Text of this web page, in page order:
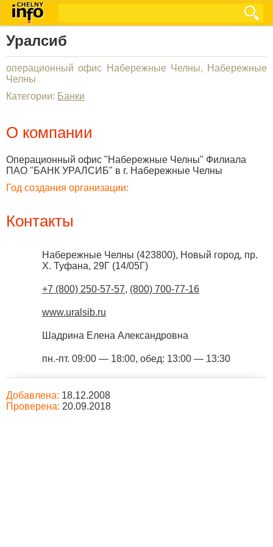
Уралсиб
операционный офис Набережные Челны, Набережные
Челны
Категории: Банки
О компании
Операционный офис "Набережные Челны" Филиала
ПАО "БАНК УРАЛСИБ" в г. Набережные Челны
Год создания организации:
Контакты
Набережные Челны (423800), Новый город, пр.
Х. Туфана, 29Г (14/05Г)
+7 (800) 250-57-57, (800) 700-77-16
www.uralsib.ru
Шадрина Елена Александровна
пн.-пт. 09:00 — 18:00, обед: 13:00 — 13:30
Добавлена: 18.12.2008
Проверена: 20.09.2018